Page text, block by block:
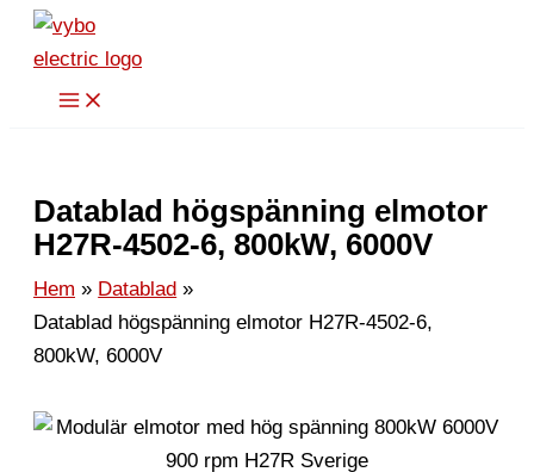
Hoppa
innehåll
Datablad högspänning elmotor
H27R-4502-6, 800kW, 6000V
Hem
Datablad
Datablad högspänning elmotor H27R-4502-6,
800kW, 6000V